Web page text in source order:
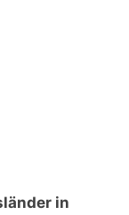
in